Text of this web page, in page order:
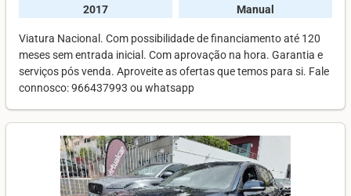
2017
Manual
Viatura Nacional. Com possibilidade de financiamento até 120
meses sem entrada inicial. Com aprovação na hora. Garantia e
serviços pós venda. Aproveite as ofertas que temos para si. Fale
connosco: 966437993 ou whatsapp